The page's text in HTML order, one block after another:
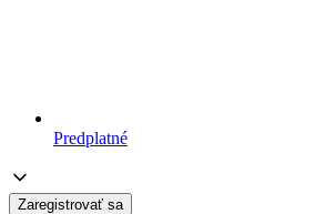
Predplatné
Zaregistrovať sa